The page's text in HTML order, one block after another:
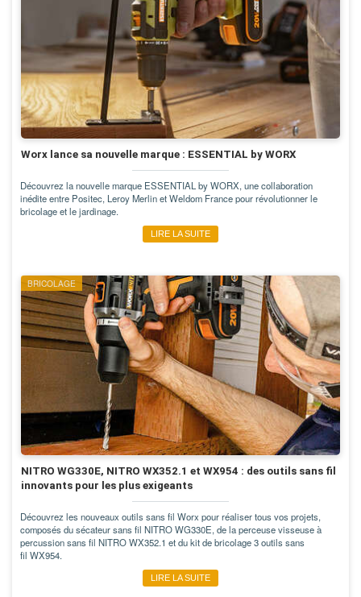
Worx lance sa nouvelle marque : ESSENTIAL by WORX
Découvrez la nouvelle marque ESSENTIAL by WORX, une collaboration
inédite entre Positec, Leroy Merlin et Weldom France pour révolutionner le
bricolage et le jardinage.
LIRE LA SUITE
BRICOLAGE
NITRO WG330E, NITRO WX352.1 et WX954 : des outils sans fil
innovants pour les plus exigeants
Découvrez les nouveaux outils sans fil Worx pour réaliser tous vos projets,
composés du sécateur sans fil NITRO WG330E, de la perceuse visseuse à
percussion sans fil NITRO WX352.1 et du kit de bricolage 3 outils sans
fil WX954.
LIRE LA SUITE